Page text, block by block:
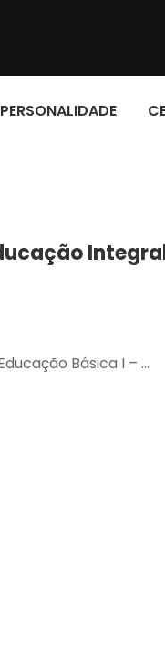
Básica I – …